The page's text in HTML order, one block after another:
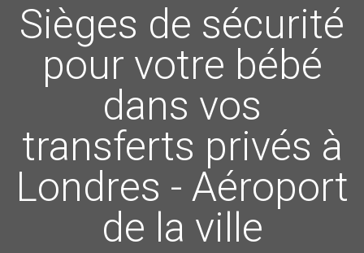
Sièges de sécurité
pour votre bébé
dans vos
transferts privés à
Londres - Aéroport
de la ville